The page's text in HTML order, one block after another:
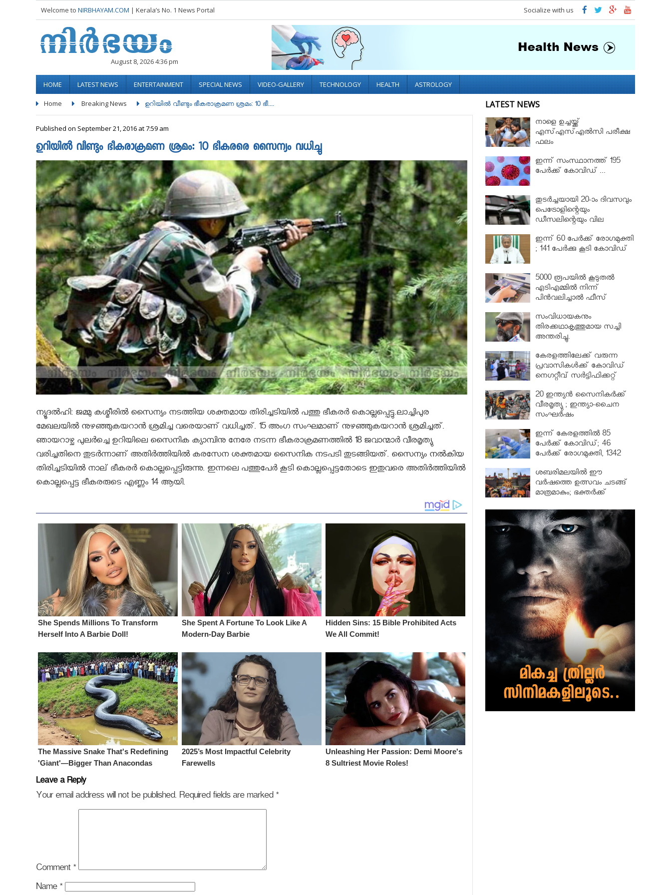
Welcome to NIRBHAYAM.COM | Kerala’s No. 1 News Portal Socialize with us
August 8, 2026 4:36 pm
HOME LATEST NEWS ENTERTAINMENT SPECIAL NEWS VIDEO-GALLERY TECHNOLOGY HEALTH ASTROLOGY
Home Breaking News ഉറിയില്‍ വീണ്ടും ഭീകരാക്രമണ ശ്രമം: 10 ഭീ....
Published on September 21, 2016 at 7:59 am
ഉറിയില്‍ വീണ്ടും ഭീകരാക്രമണ ശ്രമം: 10 ഭീകരരെ സൈന്യം വധിച്ചു
ന്യൂദല്‍ഹി: ജമ്മു കശ്മീരില്‍ സൈന്യം നടത്തിയ ശക്തമായ തിരിച്ചടിയില്‍ പത്തു ഭീകരര്‍ കൊല്ലപ്പെട്ടു.ലാച്ചിപുര
മേഖലയില്‍ നുഴഞ്ഞുകയറാന്‍ ശ്രമിച്ച വരെയാണ് വധിച്ചത്. 15 അംഗ സംഘമാണ് നുഴഞ്ഞുകയറാന്‍ ശ്രമിച്ചത്.
ഞായറാഴ്ച പുലര്‍ച്ചെ ഉറിയിലെ സൈനിക ക്യാമ്പിനു നേരേ നടന്ന ഭീകരാക്രമണത്തില്‍ 18 ജവാന്മാര്‍ വീരമൃത്യു
വരിച്ചതിനെ തുടര്‍ന്നാണ് അതിര്‍ത്തിയില്‍ കരസേന ശക്തമായ സൈനിക നടപടി തുടങ്ങിയത്. സൈന്യം നല്‍കിയ
തിരിച്ചടിയില്‍ നാല് ഭീകരര്‍ കൊല്ലപ്പെട്ടിരുന്നു. ഇന്നലെ പത്തുപേര്‍ കൂടി കൊല്ലപ്പെട്ടതോടെ ഇതുവരെ അതിര്‍ത്തിയില്‍
കൊല്ലപ്പെട്ട ഭീകരരുടെ എണ്ണം 14 ആയി.
Leave a Reply
Your email address will not be published. Required fields are marked *
Comment *
Name *
LATEST NEWS
നാളെ ഉച്ചയ്ക്ക്
എസ്എസ്എല്‍സി പരീക്ഷ
ഫലം
ഇന്ന് സംസ്ഥാനത്ത് 195
പേര്‍ക്ക് കോവിഡ് ...
തുടർച്ചയായി 20-ാം ദിവസവും
പെട്രോളിന്റെയും
ഡീസലിന്റെയും വില
ഇന്ന് 60 പേർക്ക് രോഗമുക്തി
; 141 പേര്‍ക്കു കൂടി കോവിഡ്
5000 രൂപയിൽ കൂടുതൽ
എടിഎമ്മിൽ നിന്ന്
പിൻവലിച്ചാൽ ഫീസ്
സംവിധായകനും
തിരക്കഥാകൃത്തുമായ സച്ചി
അന്തരിച്ചു.
കേരളത്തിലേക്ക് വരുന്ന
പ്രവാസികള്‍ക്ക് കോവിഡ്
നെഗറ്റീവ് സര്‍ട്ടിഫിക്കറ്റ്
20 ഇന്ത്യൻ സൈനികർക്ക്
വീരമൃത്യു ; ഇന്ത്യാ-ചൈന
സംഘർഷം
ഇന്ന് കേരളത്തിൽ 85
പേർക്ക് കോവിഡ്; 46
പേർക്ക് രോഗമുക്തി, 1342
ശബരിമലയില്‍ ഈ
വർഷത്തെ ഉത്സവം ചടങ്ങ്
മാത്രമാകും; ഭക്തർക്ക്